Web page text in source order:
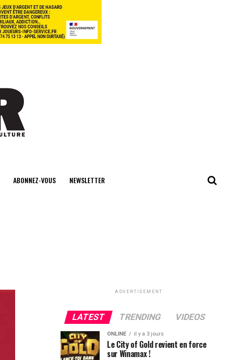
ABONNEZ-VOUS NEWSLETTER
ADVERTISEMENT
LATEST TRENDING VIDEOS
ONLINE il y a 3 jours
Le City of Gold revient en force
sur Winamax !